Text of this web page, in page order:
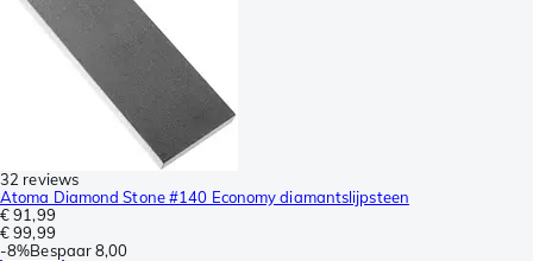
32 reviews
Atoma Diamond Stone #140 Economy diamantslijpsteen
€ 91,99
€ 99,99
-8%Bespaar8,00